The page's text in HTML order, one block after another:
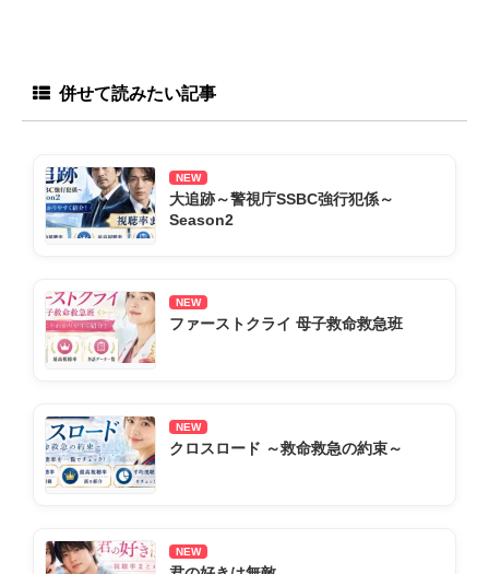
併せて読みたい記事
NEW
大追跡～警視庁SSBC強行犯係～
Season2
NEW
ファーストクライ 母子救命救急班
NEW
クロスロード ～救命救急の約束～
NEW